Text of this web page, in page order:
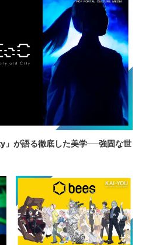
が語る徹底した美学──強固な世